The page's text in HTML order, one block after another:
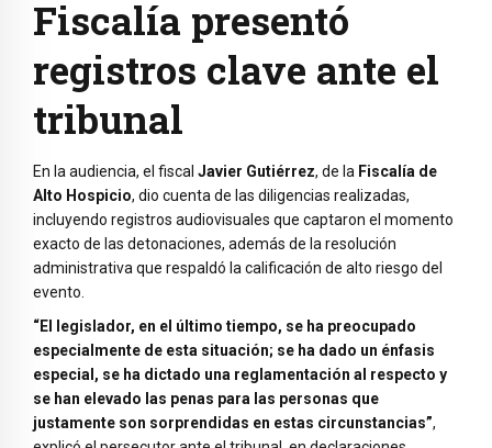
Fiscalía presentó
registros clave ante el
tribunal
En la audiencia, el fiscal Javier Gutiérrez, de la Fiscalía de
Alto Hospicio, dio cuenta de las diligencias realizadas,
incluyendo registros audiovisuales que captaron el momento
exacto de las detonaciones, además de la resolución
administrativa que respaldó la calificación de alto riesgo del
evento.
“El legislador, en el último tiempo, se ha preocupado
especialmente de esta situación; se ha dado un énfasis
especial, se ha dictado una reglamentación al respecto y
se han elevado las penas para las personas que
justamente son sorprendidas en estas circunstancias”,